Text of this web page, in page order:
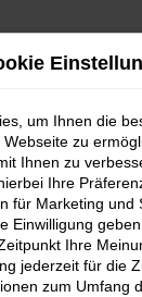
Fehler
Tipps, die dir
Firewall
um Ihnen die
zu
Ihnen zu
Ihre
für Marketing und
Einwilligung
Ihre
jederzeit für die
zum Umfang